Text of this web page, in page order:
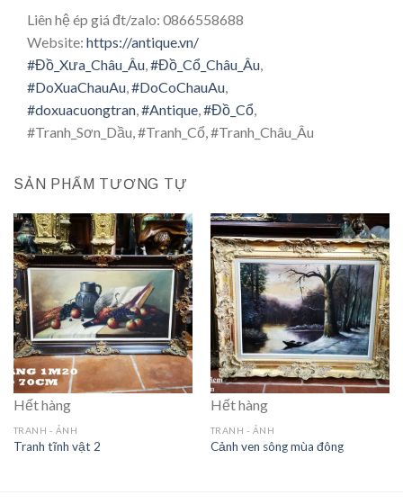
Liên hệ ép giá đt/zalo: 0866558688
Website: https://antique.vn/
#Đồ_Xưa_Châu_Âu,#Đồ_Cổ_Châu_Âu,
#DoXuaChauAu,#DoCoChauAu,
#doxuacuongtran,#Antique,#Đồ_Cổ,
#Tranh_Sơn_Dầu, #Tranh_Cổ, #Tranh_Châu_Âu
SẢN PHẨM TƯƠNG TỰ
Hết hàng
TRANH - ẢNH
Tranh tĩnh vật 2
Hết hàng
TRANH - ẢNH
Cảnh ven sông mùa đông